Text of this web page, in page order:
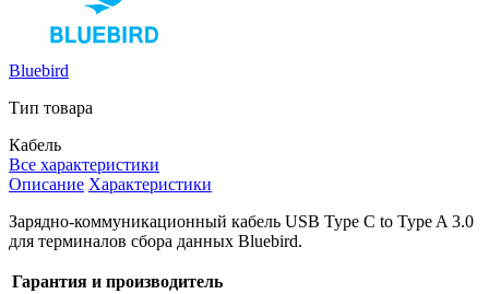
Bluebird
Тип товара
Кабель
Все характеристики
Описание Характеристики
Зарядно-коммуникационный кабель USB Type C to Type A 3.0
для терминалов сбора данных Bluebird.
Гарантия и производитель